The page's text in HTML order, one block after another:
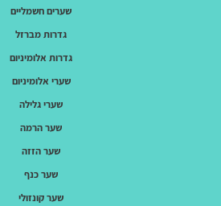
שערים חשמליים
גדרות מברזל
גדרות אלומיניום
שערי אלומיניום
שערי גלילה
שער הרמה
שער הזזה
שער כנף
שער קונזולי